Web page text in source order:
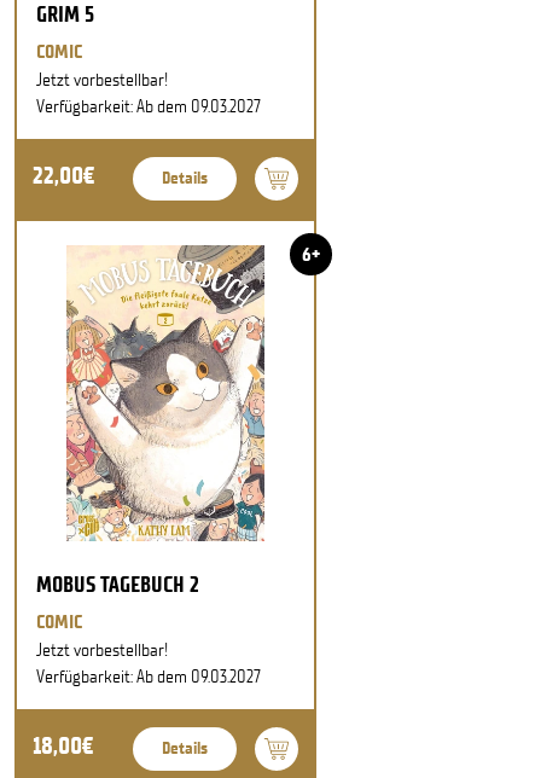
GRIM 5
COMIC
Jetzt vorbestellbar!
Verfügbarkeit: Ab dem 09.03.2027
22,00€ Details
6+
MOBUS TAGEBUCH 2
COMIC
Jetzt vorbestellbar!
Verfügbarkeit: Ab dem 09.03.2027
18,00€ Details